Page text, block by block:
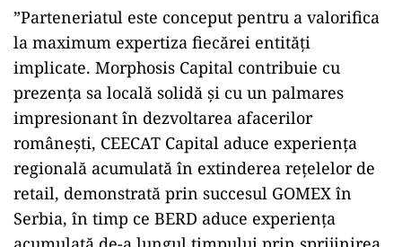
”Parteneriatul este conceput pentru a valorifica
la maximum expertiza fiecărei entităţi
implicate. Morphosis Capital contribuie cu
prezenţa sa locală solidă şi cu un palmares
impresionant în dezvoltarea afacerilor
româneşti, CEECAT Capital aduce experienţa
regională acumulată în extinderea reţelelor de
retail, demonstrată prin succesul GOMEX în
Serbia, în timp ce BERD aduce experienţa